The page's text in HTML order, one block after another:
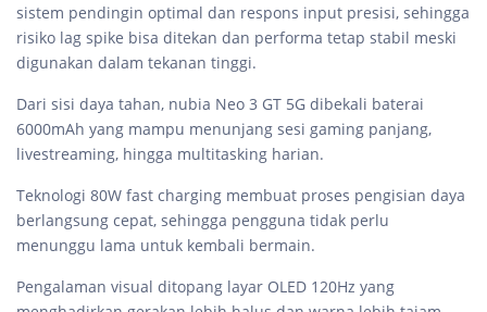
sistem pendingin optimal dan respons input presisi, sehingga
risiko lag spike bisa ditekan dan performa tetap stabil meski
digunakan dalam tekanan tinggi.
Dari sisi daya tahan, nubia Neo 3 GT 5G dibekali baterai
6000mAh yang mampu menunjang sesi gaming panjang,
livestreaming, hingga multitasking harian.
Teknologi 80W fast charging membuat proses pengisian daya
berlangsung cepat, sehingga pengguna tidak perlu
menunggu lama untuk kembali bermain.
Pengalaman visual ditopang layar OLED 120Hz yang